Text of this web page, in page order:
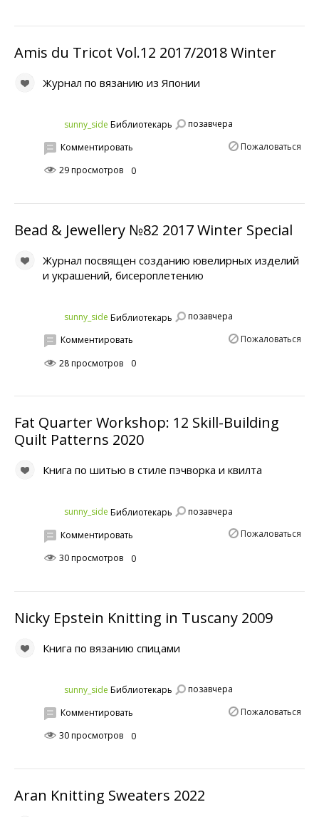
Amis du Tricot Vol.12 2017/2018 Winter
Журнал по вязанию из Японии
sunny_side Библиотекарь
позавчера
Пожаловаться
Комментировать
29 просмотров
0
Bead & Jewellery №82 2017 Winter Special
Журнал посвящен созданию ювелирных изделий
и украшений, бисероплетению
sunny_side Библиотекарь
позавчера
Пожаловаться
Комментировать
28 просмотров
0
Fat Quarter Workshop: 12 Skill-Building
Quilt Patterns 2020
Книга по шитью в стиле пэчворка и квилта
sunny_side Библиотекарь
позавчера
Пожаловаться
Комментировать
30 просмотров
0
Nicky Epstein Knitting in Tuscany 2009
Книга по вязанию спицами
sunny_side Библиотекарь
позавчера
Пожаловаться
Комментировать
30 просмотров
0
Aran Knitting Sweaters 2022